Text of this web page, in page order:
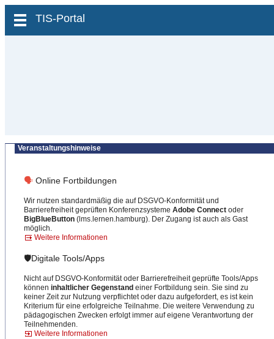
zum Inhalt wechseln
TIS-Portal
Veranstaltungshinweise
🗣 Online Fortbildungen
Wir nutzen standardmäßig die auf DSGVO-Konformität und
Barrierefreiheit geprüften Konferenzsysteme Adobe Connect oder
BigBlueButton (lms.lernen.hamburg). Der Zugang ist auch als Gast
möglich.
Weitere Informationen
🛡️Digitale Tools/Apps
Nicht auf DSGVO-Konformität oder Barrierefreiheit geprüfte Tools/Apps
können inhaltlicher Gegenstand einer Fortbildung sein. Sie sind zu
keiner Zeit zur Nutzung verpflichtet oder dazu aufgefordert, es ist kein
Kriterium für eine erfolgreiche Teilnahme. Die weitere Verwendung zu
pädagogischen Zwecken erfolgt immer auf eigene Verantwortung der
Teilnehmenden.
Weitere Informationen